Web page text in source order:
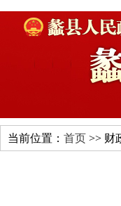
当前位置： 首页 >> 财